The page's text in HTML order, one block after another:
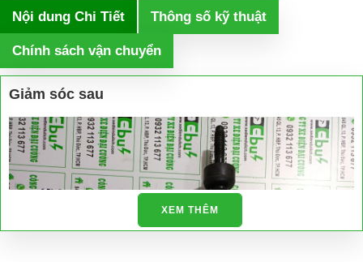
Nội dung Chi Tiết Thông số kỹ thuật
Chính sách vận chuyển
Giảm sóc sau
XEM THÊM